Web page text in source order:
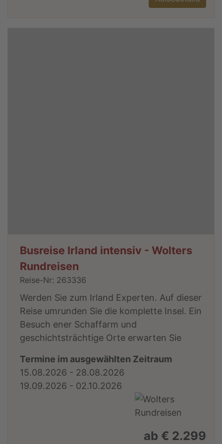
Busreise Irland intensiv - Wolters
Rundreisen
Reise-Nr: 263336
Werden Sie zum Irland Experten. Auf dieser
Reise umrunden Sie die komplette Insel. Ein
Besuch ener Schaffarm und
geschichtsträchtige Orte erwarten Sie
Termine im ausgewählten Zeitraum
15.08.2026 - 28.08.2026
19.09.2026 - 02.10.2026
ab € 2.299